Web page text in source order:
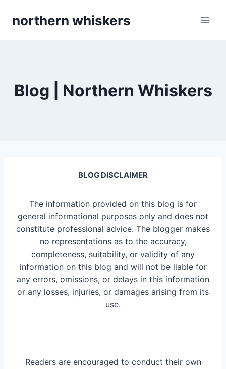
northern whiskers
Blog | Northern Whiskers
BLOG DISCLAIMER
The information provided on this blog is for
general informational purposes only and does not
constitute professional advice. The blogger makes
no representations as to the accuracy,
completeness, suitability, or validity of any
information on this blog and will not be liable for
any errors, omissions, or delays in this information
or any losses, injuries, or damages arising from its
use.
Readers are encouraged to conduct their own